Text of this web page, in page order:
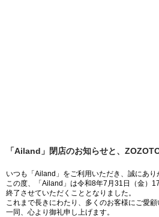
「Ailand」閉店のお知らせと、
いつも「Ailand」をご利用いただき、誠にあり
この度、「Ailand」は令和8年7月31日（金）
終了させていただくこととなりました。
これまで長きにわたり、多くのお客様にご愛
一同、心より御礼申し上げます。